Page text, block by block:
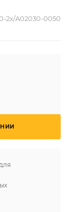
2х/A02030-0050